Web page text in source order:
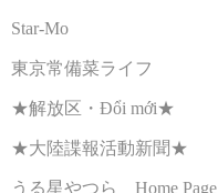
Star-Mo
東京常備菜ライフ
★解放区・Đổi mới★
★大陸諜報活動新聞★
うる星やつら Home Page